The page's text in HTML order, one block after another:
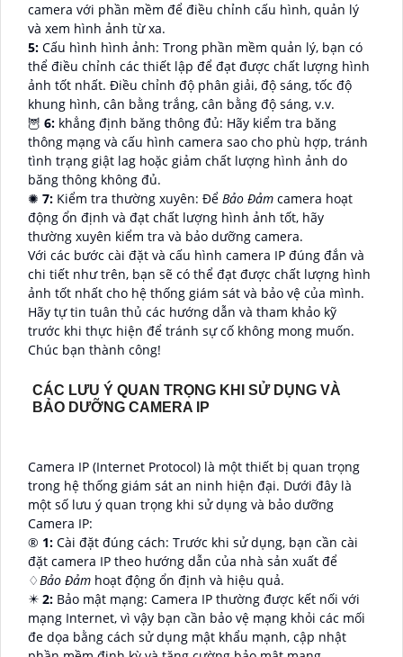
camera với phần mềm để điều chỉnh cấu hình, quản lý
và xem hình ảnh từ xa.
5: Cấu hình hình ảnh: Trong phần mềm quản lý, bạn có
thể điều chỉnh các thiết lập để đạt được chất lượng hình
ảnh tốt nhất. Điều chỉnh độ phân giải, độ sáng, tốc độ
khung hình, cân bằng trắng, cân bằng độ sáng, v.v.
🦉 6: khẳng định băng thông đủ: Hãy kiểm tra băng
thông mạng và cấu hình camera sao cho phù hợp, tránh
tình trạng giật lag hoặc giảm chất lượng hình ảnh do
băng thông không đủ.
✺ 7: Kiểm tra thường xuyên: Để Bảo Đảm camera hoạt
động ổn định và đạt chất lượng hình ảnh tốt, hãy
thường xuyên kiểm tra và bảo dưỡng camera.
Với các bước cài đặt và cấu hình camera IP đúng đắn và
chi tiết như trên, bạn sẽ có thể đạt được chất lượng hình
ảnh tốt nhất cho hệ thống giám sát và bảo vệ của mình.
Hãy tự tin tuân thủ các hướng dẫn và tham khảo kỹ
trước khi thực hiện để tránh sự cố không mong muốn.
Chúc bạn thành công!
CÁC LƯU Ý QUAN TRỌNG KHI SỬ DỤNG VÀ
BẢO DƯỠNG CAMERA IP
Camera IP (Internet Protocol) là một thiết bị quan trọng
trong hệ thống giám sát an ninh hiện đại. Dưới đây là
một số lưu ý quan trọng khi sử dụng và bảo dưỡng
Camera IP:
®️ 1: Cài đặt đúng cách: Trước khi sử dụng, bạn cần cài
đặt camera IP theo hướng dẫn của nhà sản xuất để
♢ Bảo Đảm hoạt động ổn định và hiệu quả.
✴️ 2: Bảo mật mạng: Camera IP thường được kết nối với
mạng Internet, vì vậy bạn cần bảo vệ mạng khỏi các mối
đe dọa bằng cách sử dụng mật khẩu mạnh, cập nhật